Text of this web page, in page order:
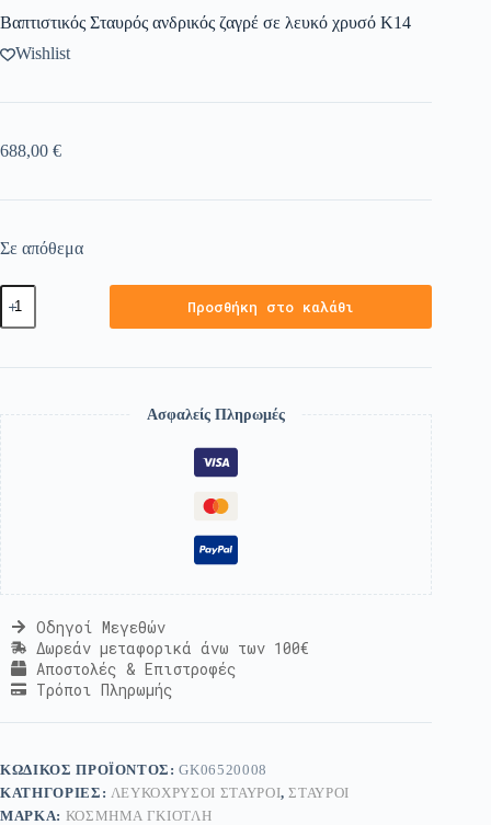
Βαπτιστικός Σταυρός ανδρικός ζαγρέ σε λευκό χρυσό K14
Wishlist
688,00 €
Σε απόθεμα
Προσθήκη στο καλάθι
Ασφαλείς Πληρωμές
Οδηγοί Μεγεθών
Δωρεάν μεταφορικά άνω των 100€
Αποστολές & Επιστροφές
Τρόποι Πληρωμής
ΚΩΔΙΚΌΣ ΠΡΟΪΌΝΤΟΣ:GK06520008
ΚΑΤΗΓΟΡΊΕΣ: ΛΕΥΚΌΧΡΥΣΟΙ ΣΤΑΥΡΟΊ,ΣΤΑΥΡΟΊ
ΜΆΡΚΑ: ΚΟΣΜΗΜΑ ΓΚΙΟΤΛΗ